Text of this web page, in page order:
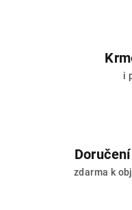
i
zdarma k